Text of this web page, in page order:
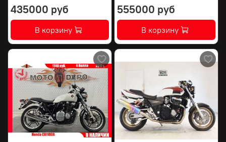
435000 руб
В корзину
555000 руб
В корзину